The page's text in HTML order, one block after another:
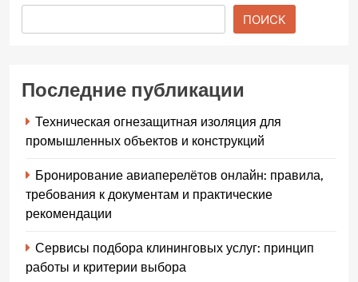
ПОИСК
Последние публикации
Техническая огнезащитная изоляция для
промышленных объектов и конструкций
Бронирование авиаперелётов онлайн: правила,
требования к документам и практические
рекомендации
Сервисы подбора клининговых услуг: принцип
работы и критерии выбора